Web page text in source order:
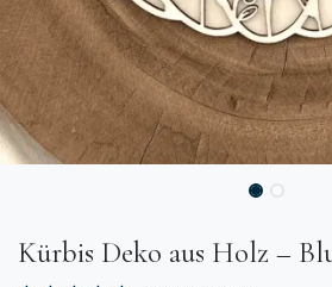
Kürbis Deko aus Holz –